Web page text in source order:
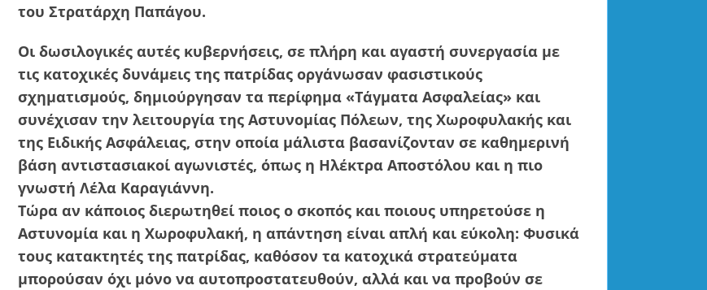
του Στρατάρχη Παπάγου.
Οι δωσιλογικές αυτές κυβερνήσεις, σε πλήρη και αγαστή συνεργασία με
τις κατοχικές δυνάμεις της πατρίδας οργάνωσαν φασιστικούς
σχηματισμούς, δημιούργησαν τα περίφημα «Τάγματα Ασφαλείας» και
συνέχισαν την λειτουργία της Αστυνομίας Πόλεων, της Χωροφυλακής και
της Ειδικής Ασφάλειας, στην οποία μάλιστα βασανίζονταν σε καθημερινή
βάση αντιστασιακοί αγωνιστές, όπως η Ηλέκτρα Αποστόλου και η πιο
γνωστή Λέλα Καραγιάννη.
Τώρα αν κάποιος διερωτηθεί ποιος ο σκοπός και ποιους υπηρετούσε η
Αστυνομία και η Χωροφυλακή, η απάντηση είναι απλή και εύκολη: Φυσικά
τους κατακτητές της πατρίδας, καθόσον τα κατοχικά στρατεύματα
μπορούσαν όχι μόνο να αυτοπροστατευθούν, αλλά και να προβούν σε